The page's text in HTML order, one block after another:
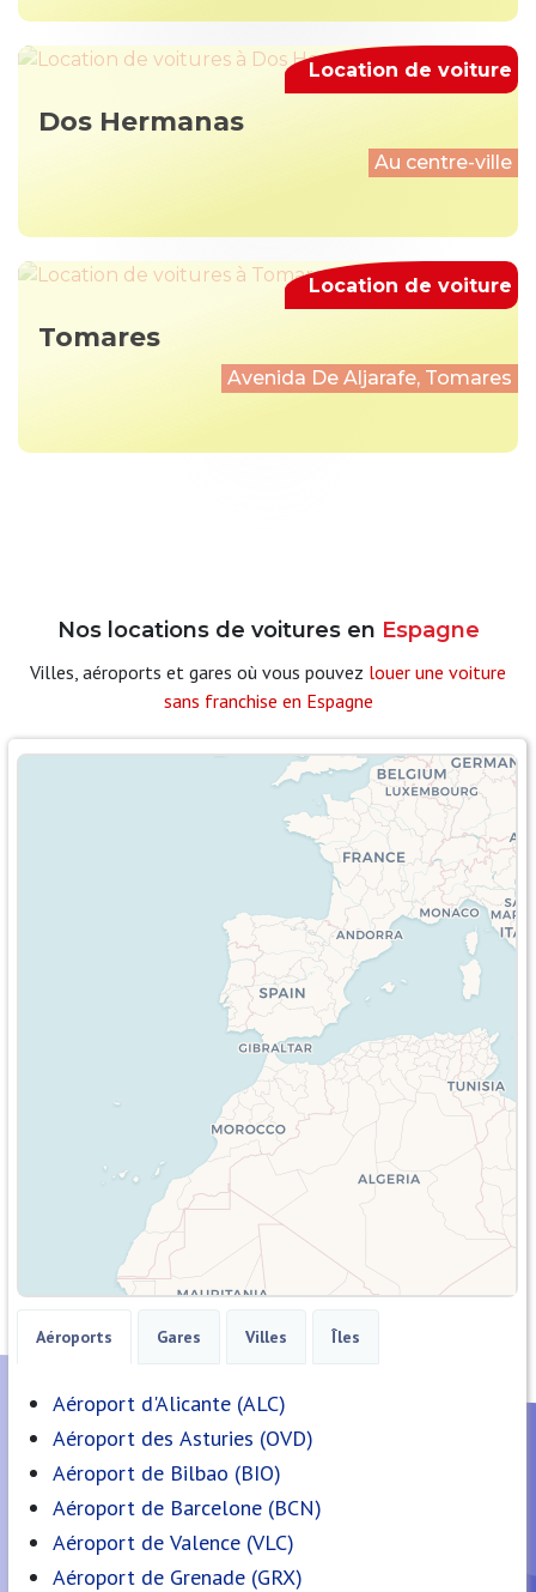
Dos Hermanas
Au centre-ville
Location de voiture
Tomares
Avenida De Aljarafe, Tomares
Location de voiture
Nos locations de voitures en Espagne
Villes, aéroports et gares où vous pouvez louer une voiture
sans franchise en Espagne
Aéroports Gares Villes Îles
Aéroport d'Alicante (ALC)
Aéroport des Asturies (OVD)
Aéroport de Bilbao (BIO)
Aéroport de Barcelone (BCN)
Aéroport de Valence (VLC)
Aéroport de Grenade (GRX)